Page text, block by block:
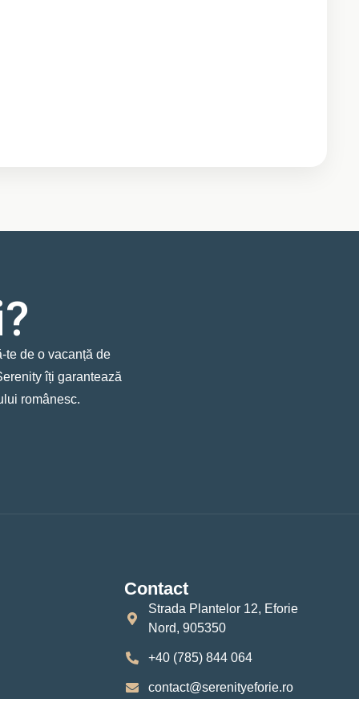
te de o vacanță de
îți garantează
românesc.
Contact
Strada Plantelor 12, Eforie
Nord, 905350
+40 (785) 844 064
contact@serenityeforie.ro